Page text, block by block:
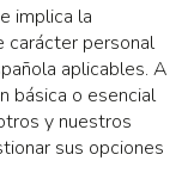
implica la
carácter personal
aplicables. A
básica o esencial
y nuestros
sus opciones